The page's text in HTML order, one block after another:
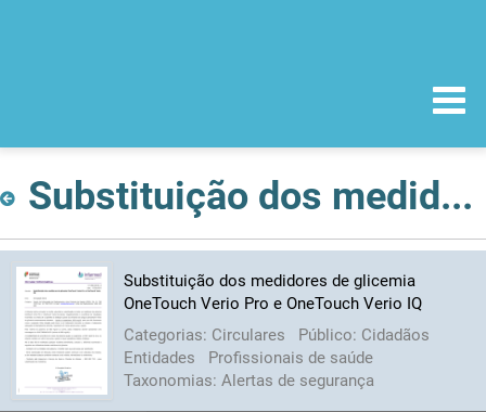
Substituição dos medidores de glicemia OneTouch Verio Pro e OneTouch Verio IQ
Substituição dos medidores de glicemia
OneTouch Verio Pro e OneTouch Verio IQ
Categorias: Circulares Público: Cidadãos
Entidades
Profissionais de saúde
Taxonomias: Alertas de segurança